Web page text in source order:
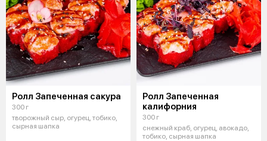
Ролл Запеченная сакура
300 г
творожный сыр, огурец, тобико,
сырная шапка
Ролл Запеченная
калифорния
300 г
снежный краб, огурец, авокадо,
тобико, сырная шапка